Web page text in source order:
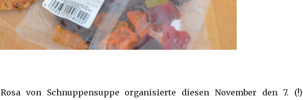
Rosa von Schnuppensuppe organisierte diesen November den 7. (!)